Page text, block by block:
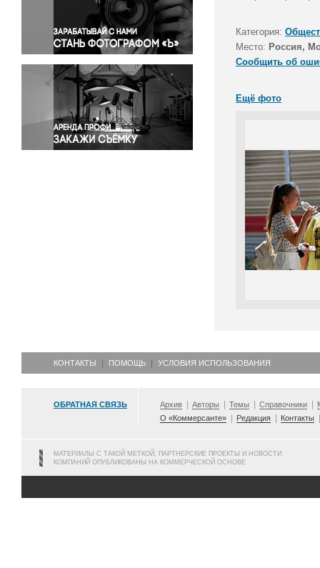
Правосудие
Происшествия и конфликты
Религия
Светская жизнь
Спорт
Экология
Экономика и бизнес
Категория:
Место: Россия,
Сообщить об
Ещё фото
КОНТАКТЫ ПОМОЩЬ УСЛОВИЯ ИСПОЛЬЗОВАНИЯ
ОБРАТНАЯ СВЯЗЬ Архив Авторы Темы Справочники
О «Коммерсанте»
Редакция Контакты
МАТЕРИАЛЫ С ТАКОЙ МЕТКОЙ, ПАРТНЕРСКИЕ ПРОЕКТЫ И НОВОСТИ
КОМПАНИЙ ОПУБЛИКОВАНЫ НА КОММЕРЧЕСКОЙ ОСНОВЕ